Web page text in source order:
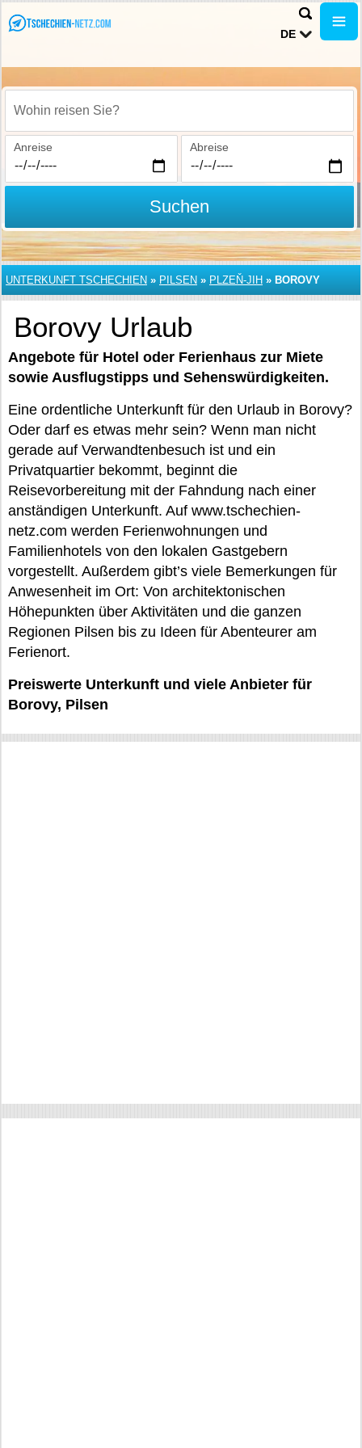
DE
Wohin reisen Sie?
Anreise Abreise
Suchen
UNTERKUNFT TSCHECHIEN » PILSEN » PLZEŇ-JIH » BOROVY
Borovy Urlaub
Angebote für Hotel oder Ferienhaus zur Miete
sowie Ausflugstipps und Sehenswürdigkeiten.
Eine ordentliche Unterkunft für den Urlaub in Borovy?
Oder darf es etwas mehr sein? Wenn man nicht
gerade auf Verwandtenbesuch ist und ein
Privatquartier bekommt, beginnt die
Reisevorbereitung mit der Fahndung nach einer
anständigen Unterkunft. Auf www.tschechien-
netz.com werden Ferienwohnungen und
Familienhotels von den lokalen Gastgebern
vorgestellt. Außerdem gibt’s viele Bemerkungen für
Anwesenheit im Ort: Von architektonischen
Höhepunkten über Aktivitäten und die ganzen
Regionen Pilsen bis zu Ideen für Abenteurer am
Ferienort.
Preiswerte Unterkunft und viele Anbieter für
Borovy, Pilsen